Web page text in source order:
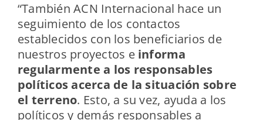
“También ACN Internacional hace un
seguimiento de los contactos
establecidos con los beneficiarios de
nuestros proyectos e informa
regularmente a los responsables
políticos acerca de la situación sobre
el terreno. Esto, a su vez, ayuda a los
políticos y demás responsables a